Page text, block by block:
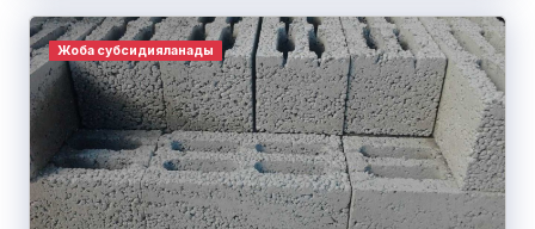
Жоба субсидияланады